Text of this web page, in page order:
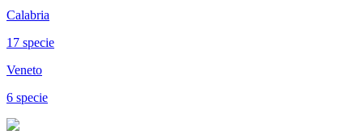
Calabria
17 specie
Veneto
6 specie